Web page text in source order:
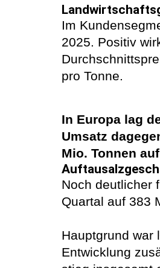
Im
2025. Positiv
pro Tonne.
In Europa lag
Umsatz
Mio. Tonnen
Noch deutlicher
Quartal auf 383
Hauptgrund war
Entwicklung